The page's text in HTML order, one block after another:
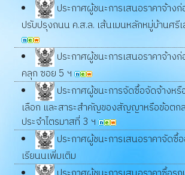
ประกาศผู้ชนะการเสนอราคาจ้างก่
ปรับปรุงถนน ค.ส.ล. เส้นเมนหลักหมู่บ้านศรี
ประกาศผู้ชนะการเสนอราคาจ้าง
คลุก ซอย 5 ฯ
ประกาศผู้ชนะการจัดซื้อจัดจ้างห
เลือก และสาระสำคัญของสัญญาหรือข้อตก
ประจำไตรมาสที่ 3 ฯ
ประกาศผู้ชนะการเสนอราคาจัดซื้
เรียนนเพิ่มเติม